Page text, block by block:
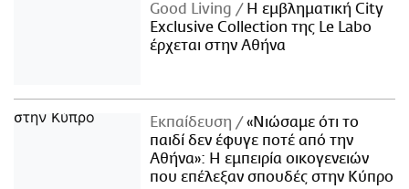
Good Living
Η εμβληματική City
Exclusive Collection της Le Labo
έρχεται στην Αθήνα
Εκπαίδευση
«Νιώσαμε ότι το
παιδί δεν έφυγε ποτέ από την
Αθήνα»: Η εμπειρία οικογενειών
που επέλεξαν σπουδές στην Κύπρο